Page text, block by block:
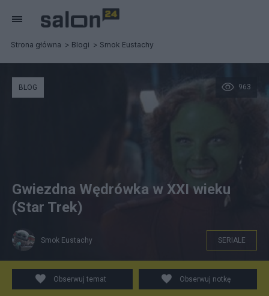
Strona główna Blogi Smok Eustachy
963
BLOG
Gwiezdna Wędrówka w XXI wieku
(Star Trek)
Smok Eustachy SERIALE
Obserwuj temat Obserwuj notkę